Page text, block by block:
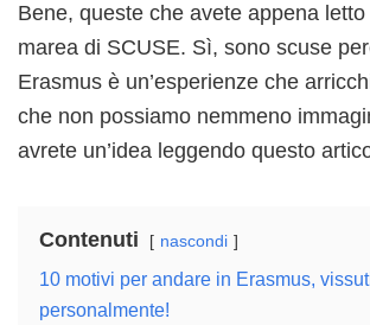
Bene, queste che avete appena
marea di SCUSE. Sì, sono scuse
Erasmus è un’esperienze che
che non possiamo nemmeno
avrete un’idea leggendo questo
Contenuti nascondi
10 motivi per andare in Erasmus,
personalmente!